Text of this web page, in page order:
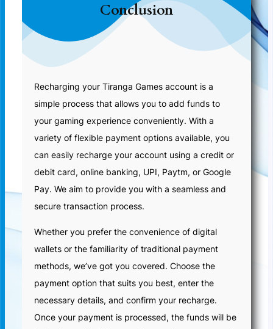
Conclusion
Recharging your Tiranga Games account is a
simple process that allows you to add funds to
your gaming experience conveniently. With a
variety of flexible payment options available, you
can easily recharge your account using a credit or
debit card, online banking, UPI, Paytm, or Google
Pay. We aim to provide you with a seamless and
secure transaction process.
Whether you prefer the convenience of digital
wallets or the familiarity of traditional payment
methods, we’ve got you covered. Choose the
payment option that suits you best, enter the
necessary details, and confirm your recharge.
Once your payment is processed, the funds will be